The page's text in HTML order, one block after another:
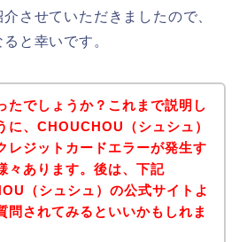
させていただきましたので、
と幸いです。
たでしょうか？これまで説明し
に、CHOUCHOU（シュシュ）
レジットカードエラーが発生す
々あります。後は、下記
（シュシュ）の公式サイトよ
問されてみるといいかもしれま